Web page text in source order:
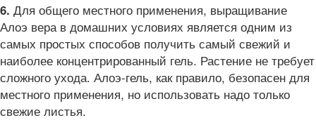
6. Для общего местного применения, выращивание
Алоэ вера в домашних условиях является одним из
самых простых способов получить самый свежий и
наиболее концентрированный гель. Растение не требует
сложного ухода. Алоэ-гель, как правило, безопасен для
местного применения, но использовать надо только
свежие листья.